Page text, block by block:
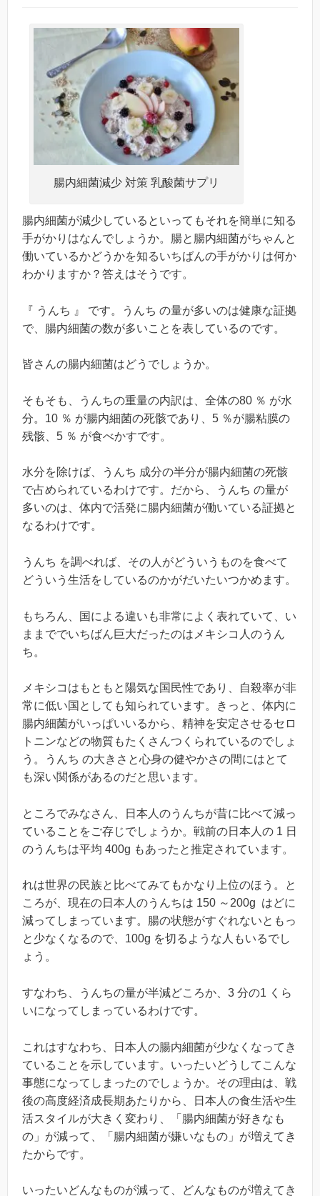
腸内細菌減少 対策 乳酸菌サプリ
腸内細菌が減少しているといってもそれを簡単に知る
手がかりはなんでしょうか。腸と腸内細菌がちゃんと
働いているかどうかを知るいちばんの手がかりは何か
わかりますか？答えはそうです。
『 うんち 』 です。うんち の量が多いのは健康な証拠
で、腸内細菌の数が多いことを表しているのです。
皆さんの腸内細菌はどうでしょうか。
そもそも、うんちの重量の内訳は、全体の80 ％ が水
分。10 ％ が腸内細菌の死骸であり、5 ％が腸粘膜の
残骸、5 ％ が食べかすです。
水分を除けば、うんち 成分の半分が腸内細菌の死骸
で占められているわけです。だから、うんち の量が
多いのは、体内で活発に腸内細菌が働いている証拠と
なるわけです。
うんち を調べれば、その人がどういうものを食べて
どういう生活をしているのかがだいたいつかめます。
もちろん、国による違いも非常によく表れていて、い
ままででいちばん巨大だったのはメキシコ人のうん
ち。
メキシコはもともと陽気な国民性であり、自殺率が非
常に低い国としても知られています。きっと、体内に
腸内細菌がいっぱいいるから、精神を安定させるセロ
トニンなどの物質もたくさんつくられているのでしょ
う。うんち の大きさと心身の健やかさの間にはとて
も深い関係があるのだと思います。
ところでみなさん、日本人のうんちが昔に比べて減っ
ていることをご存じでしょうか。戦前の日本人の 1 日
のうんちは平均 400g もあったと推定されています。
れは世界の民族と比べてみてもかなり上位のほう。と
ころが、現在の日本人のうんちは 150 ～200g はどに
減ってしまっています。腸の状態がすぐれないともっ
と少なくなるので、100g を切るような人もいるでし
ょう。
すなわち、うんちの量が半減どころか、3 分の1 くら
いになってしまっているわけです。
これはすなわち、日本人の腸内細菌が少なくなってき
ていることを示しています。いったいどうしてこんな
事態になってしまったのでしょうか。その理由は、戦
後の高度経済成長期あたりから、日本人の食生活や生
活スタイルが大きく変わり、「腸内細菌が好きなも
の」が減って、「腸内細菌が嫌いなもの」が増えてき
たからです。
いったいどんなものが減って、どんなものが増えてき